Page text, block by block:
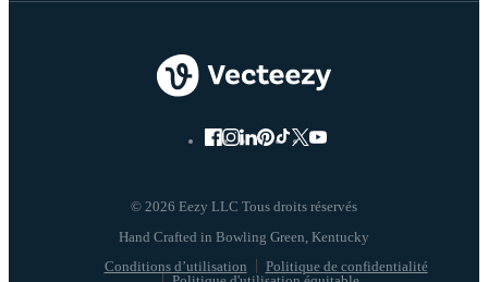
© 2026 Eezy LLC Tous droits réservés
Conditions d’utilisation
Politique de confidentialité